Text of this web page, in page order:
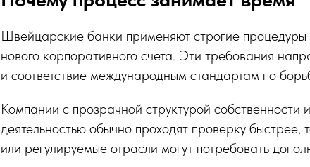
Швейцарские банки применяют строгие
нового корпоративного счета. Эти требования
и соответствие международным стандартам по
Компании с прозрачной структурой собственности
деятельностью обычно проходят проверку
или регулируемые отрасли могут потребовать